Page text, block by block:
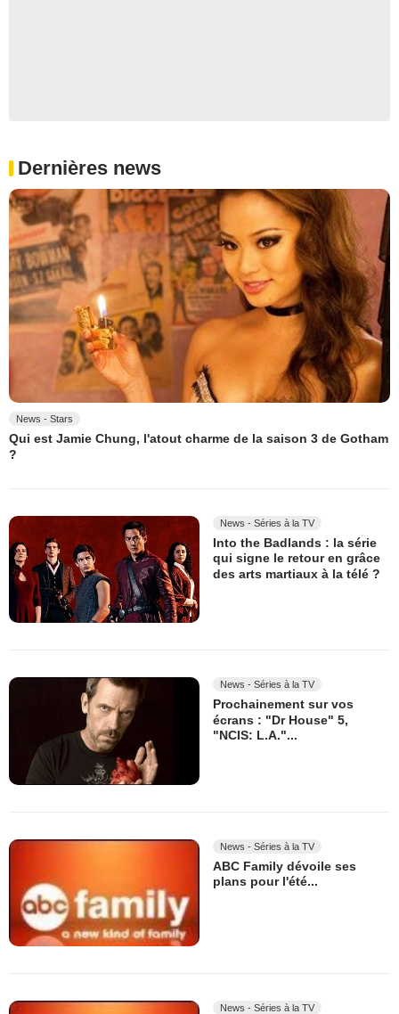
Dernières news
News - Stars
Qui est Jamie Chung, l'atout charme de la saison 3 de Gotham
?
News - Séries à la TV
Into the Badlands : la série
qui signe le retour en grâce
des arts martiaux à la télé ?
News - Séries à la TV
Prochainement sur vos
écrans : "Dr House" 5,
"NCIS: L.A."...
News - Séries à la TV
ABC Family dévoile ses
plans pour l'été...
News - Séries à la TV